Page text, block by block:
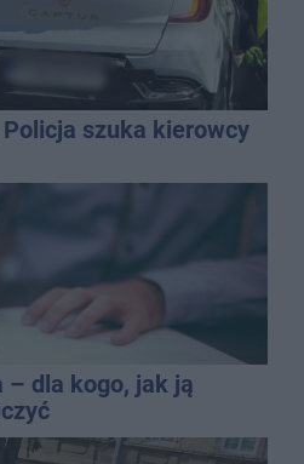
szuka kierowcy
– dla kogo, jak ją